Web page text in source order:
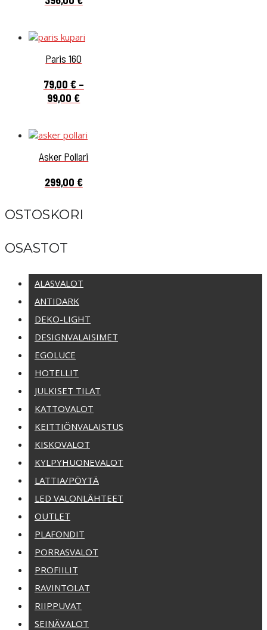
396,00 €
Paris 160
79,00 € –
99,00€Hintaluokka:
99,00 €
Asker Pollari
299,00 €
OSTOSKORI
OSASTOT
ALASVALOT
ANTIDARK
DEKO-LIGHT
DESIGNVALAISIMET
EGOLUCE
HOTELLIT
JULKISET TILAT
KATTOVALOT
KEITTIÖNVALAISTUS
KISKOVALOT
KYLPYHUONEVALOT
LATTIA/PÖYTÄ
LED VALONLÄHTEET
OUTLET
PLAFONDIT
PORRASVALOT
PROFIILIT
RAVINTOLAT
RIIPPUVAT
SEINÄVALOT